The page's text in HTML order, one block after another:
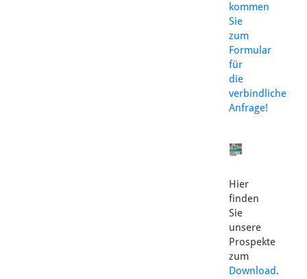
kommen
Sie
zum
Formular
für
die
verbindliche
Anfrage!
Hier
finden
Sie
unsere
Prospekte
zum
Download.